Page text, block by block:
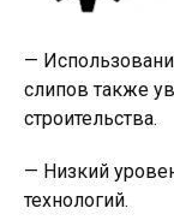
—
слипов также
строительства.
— Низкий
технологий.